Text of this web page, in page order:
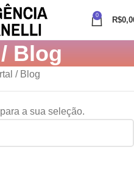
0
R$
Blog
/ Blog
a sua seleção.